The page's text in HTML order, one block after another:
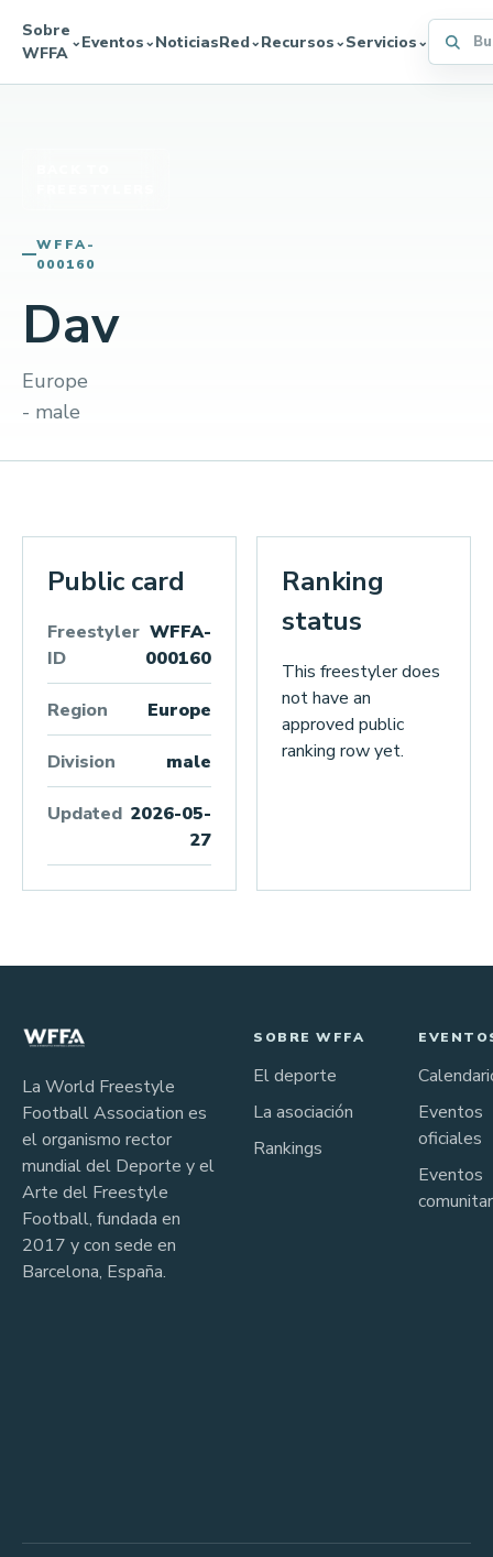
Sobre
WFFA
⌄Eventos⌄NoticiasRed⌄Recursos⌄Servicios⌄
WFFA-
000160
Dav
Europe
- male
Public card
Freestyler
ID
WFFA-
000160
Region Europe
Division male
Updated 2026-05-
27
Ranking
status
This freestyler does
not have an
approved public
ranking row yet.
La World Freestyle
Football Association es
el organismo rector
mundial del Deporte y el
Arte del Freestyle
Football, fundada en
2017 y con sede en
Barcelona, España.
SOBRE WFFA
El deporte
La asociación
Rankings
Eventos
oficiales
Eventos